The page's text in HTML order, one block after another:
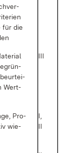
für die
be­ur­tei­
Wert­
III
Pro­
wie­
I,
II